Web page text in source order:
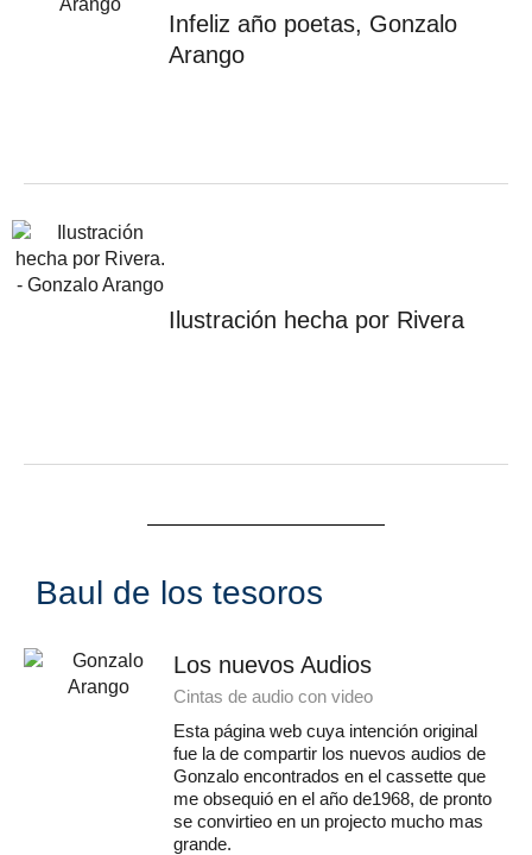
Infeliz año poetas, Gonzalo
Arango
Ilustración hecha por Rivera
Baul de los tesoros
Los nuevos Audios
Cintas de audio con video
Esta página web cuya intención original
fue la de compartir los nuevos audios de
Gonzalo encontrados en el cassette que
me obsequió en el año de1968, de pronto
se convirtieo en un projecto mucho mas
grande.